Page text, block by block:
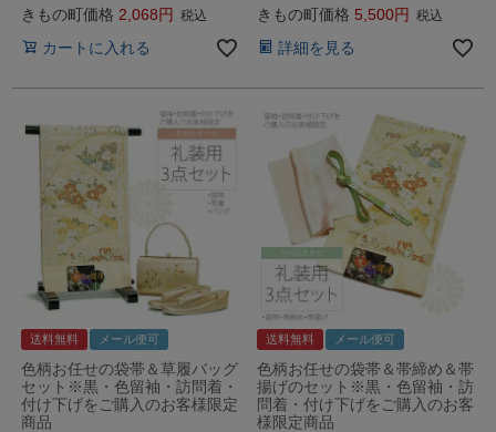
きもの町価格 2,068 税込
カートに入れる
きもの町価格 5,500 税込
詳細を見る
送料無料 メール便可
色柄お任せの袋帯＆草履バッグ
セット※黒・色留袖・訪問着・
付け下げをご購入のお客様限定
商品
送料無料 メール便可
色柄お任せの袋帯＆帯締め＆帯
揚げのセット※黒・色留袖・訪
問着・付け下げをご購入のお客
様限定商品